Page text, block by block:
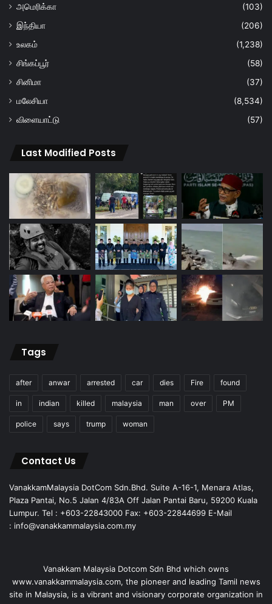
அமெரிக்கா
(103)
இந்தியா
(206)
உலகம்
(1,238)
சிங்கப்பூர்
(58)
சினிமா
(37)
மலேசியா
(8,534)
விளையாட்டு
(57)
Last Modified Posts
Tags
after anwar arrested car dies Fire found
in indian killed malaysia man over PM
police says trump woman
Contact Us
VanakkamMalaysia DotCom Sdn.Bhd. Suite A-16-1, Menara Atlas,
Plaza Pantai, No.5 Jalan 4/83A Off Jalan Pantai Baru, 59200 Kuala
Lumpur. Tel : +603-22843000 Fax: +603-22844699 E-Mail
: info@vanakkammalaysia.com.my
Vanakkam Malaysia Dotcom Sdn Bhd which owns
www.vanakkammalaysia.com, the pioneer and leading Tamil news
site in Malaysia, is a vibrant and visionary corporate organization in